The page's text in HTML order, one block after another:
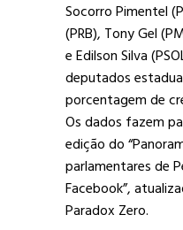
Socorro Pimentel
(PRB), Tony Gel
e Edilson Silva
deputados
porcentagem de
Os dados fazem
edição do
parlamentares de
Facebook”,
Paradox Zero.